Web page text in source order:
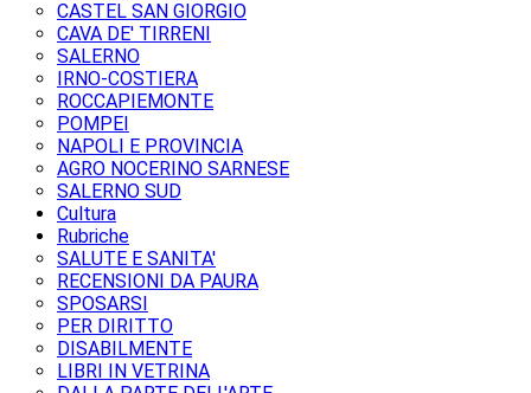
CASTEL SAN GIORGIO
CAVA DE' TIRRENI
SALERNO
IRNO-COSTIERA
ROCCAPIEMONTE
POMPEI
NAPOLI E PROVINCIA
AGRO NOCERINO SARNESE
SALERNO SUD
Cultura
Rubriche
SALUTE E SANITA'
RECENSIONI DA PAURA
SPOSARSI
PER DIRITTO
DISABILMENTE
LIBRI IN VETRINA